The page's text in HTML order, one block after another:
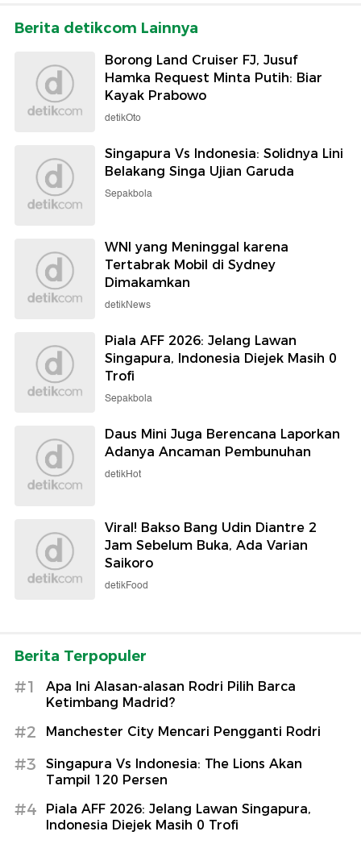
Berita detikcom Lainnya
Borong Land Cruiser FJ, Jusuf
Hamka Request Minta Putih: Biar
Kayak Prabowo
detikOto
Singapura Vs Indonesia: Solidnya Lini
Belakang Singa Ujian Garuda
Sepakbola
WNI yang Meninggal karena
Tertabrak Mobil di Sydney
Dimakamkan
detikNews
Piala AFF 2026: Jelang Lawan
Singapura, Indonesia Diejek Masih 0
Trofi
Sepakbola
Daus Mini Juga Berencana Laporkan
Adanya Ancaman Pembunuhan
detikHot
Viral! Bakso Bang Udin Diantre 2
Jam Sebelum Buka, Ada Varian
Saikoro
detikFood
Berita Terpopuler
#1
Apa Ini Alasan-alasan Rodri Pilih Barca
Ketimbang Madrid?
#2 Manchester City Mencari Pengganti Rodri
#3
Singapura Vs Indonesia: The Lions Akan
Tampil 120 Persen
#4
Piala AFF 2026: Jelang Lawan Singapura,
Indonesia Diejek Masih 0 Trofi